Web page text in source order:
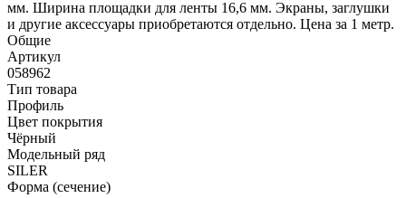
мм. Ширина площадки для ленты 16,6 мм. Экраны, заглушки
и другие аксессуары приобретаются отдельно. Цена за 1 метр.
Общие
Артикул
058962
Тип товара
Профиль
Цвет покрытия
Чёрный
Модельный ряд
SILER
Форма (сечение)